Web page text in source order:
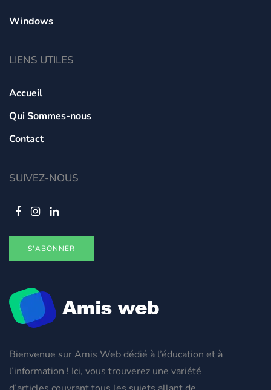
Bienvenue sur Amis Web dédié à l’éducation et à
l’information ! Ici, vous trouverez une variété
Windows
LIENS UTILES
Accueil
Qui Sommes-nous
Contact
SUIVEZ-NOUS
S'ABONNER